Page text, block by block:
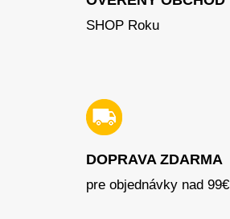
SHOP Roku
DOPRAVA ZDARMA
pre objednávky nad 99€